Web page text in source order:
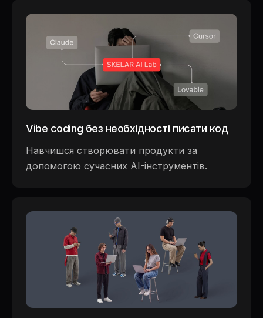
Vibe coding без необхідності писати код
Навчишся створювати продукти за
допомогою сучасних AI-інструментів.